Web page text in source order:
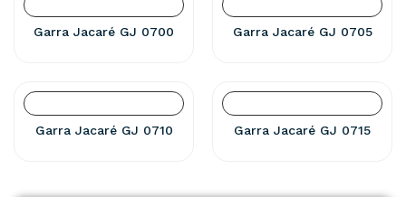
Garra Jacaré GJ 0700 Garra Jacaré GJ 0705
Garra Jacaré GJ 0710 Garra Jacaré GJ 0715